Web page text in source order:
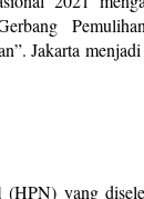
Jakarta
(HPN) yang